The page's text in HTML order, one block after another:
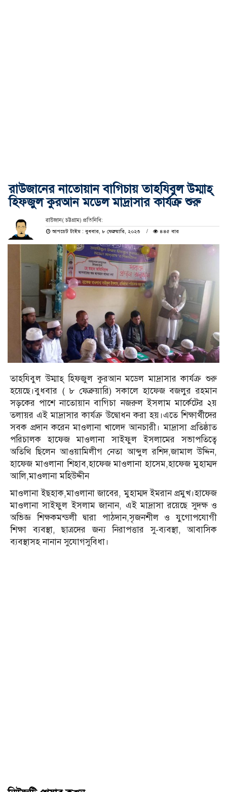
রাউজানের নাতোয়ান বাগিচায় তাহযিবুল উম্মাহ্
হিফজুল কুরআন মডেল মাদ্রাসার কার্যক্র শুরু
রাউজান( চট্টগ্রাম) প্রতিনিধি:
আপডেট টাইম : বুধবার, ৮ ফেব্রুয়ারি, ২০২৩
৪৪৫ বার
তাহযিবুল উম্মাহ্ হিফজুল কুরআন মডেল মাদ্রাসার কার্যক্র শুরু
হয়েছে।বুধবার ( ৮ ফেব্রুয়ারি) সকালে হাফেজ বজলুর রহমান
সড়কের পাশে নাতোয়ান বাগিচা নজরুল ইসলাম মার্কেটের ২য়
তলায়র এই মাদ্রাসার কার্যক্র উদ্বোধন করা হয়।এতে শিক্ষার্থীদের
সবক প্রদান করেন মাওলানা খালেদ আনচারী। মাদ্রাসা প্রতিষ্ঠাত
পরিচালক হাফেজ মাওলানা সাইফুল ইসলামের সভাপতিত্বে
অতিথি ছিলেন আওয়ামিলীগ নেতা আব্দুল রশিদ,জামাল উদ্দিন,
হাফেজ মাওলানা শিহাব,হাফেজ মাওলানা হাসেম,হাফেজ মুহাম্মদ
আলি,মাওলানা মহিউদ্দীন
মাওলানা ইছহাক,মাওলানা জাবের, মুহাম্মদ ইমরান প্রমুখ।হাফেজ
মাওলানা সাইফুল ইসলাম জানান, এই মাদ্রাসা রয়েছে সুদক্ষ ও
অভিজ্ঞ শিক্ষকমন্ডলী দ্বারা পাঠদান,সৃজনশীল ও যুগোপযোগী
শিক্ষা ব্যবস্থা, ছাত্রদের জন্য নিরাপত্তার সু-ব্যবস্থা, আবাসিক
ব্যবস্থাসহ নানান সুযোগসুবিধা।